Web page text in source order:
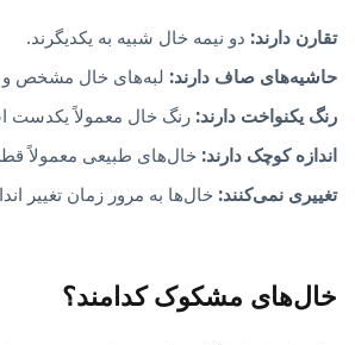
تقارن دارند: دو نیمه خال شبیه به یکدیگرند.
حاشیه‌های صاف دارند: لبه‌های خال مشخص
رنگ یکنواخت دارند: رنگ خال معمولاً
اندازه کوچک دارند: خال‌های طبیعی معمولاً قطر کمتری از ۶
تغییری نمی‌کنند: خال‌ها به مرور زمان تغییر
خال‌های مشکوک کدامند؟